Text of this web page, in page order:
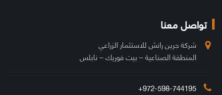
تواصل معنا
شركة جرين رانش للاستثمار الزراعي
المنطقة الصناعية – بيت فوريك – نابلس
972-598-744195+